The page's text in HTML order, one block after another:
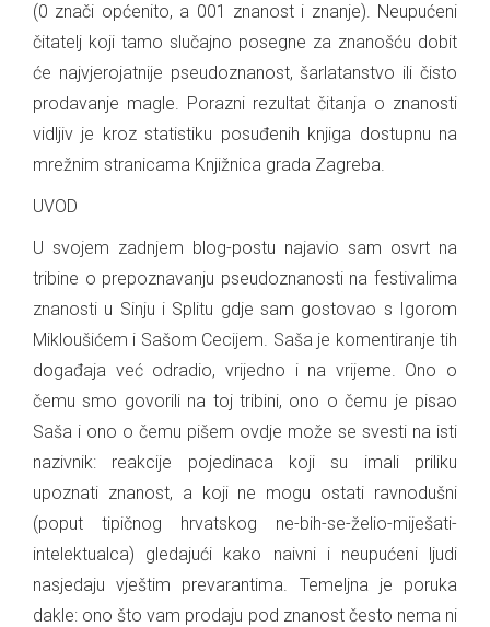
(0 znači općenito, a 001 znanost i znanje). Neupućeni
čitatelj koji tamo slučajno posegne za znanošću dobit
će najvjerojatnije pseudoznanost, šarlatanstvo ili čisto
prodavanje magle. Porazni rezultat čitanja o znanosti
vidljiv je kroz statistiku posuđenih knjiga dostupnu na
mrežnim stranicama Knjižnica grada Zagreba.
UVOD
U svojem zadnjem blog-postu najavio sam osvrt na
tribine o prepoznavanju pseudoznanosti na festivalima
znanosti u Sinju i Splitu gdje sam gostovao s Igorom
Mikloušićem i Sašom Cecijem. Saša je komentiranje tih
događaja već odradio, vrijedno i na vrijeme. Ono o
čemu smo govorili na toj tribini, ono o čemu je pisao
Saša i ono o čemu pišem ovdje može se svesti na isti
nazivnik: reakcije pojedinaca koji su imali priliku
upoznati znanost, a koji ne mogu ostati ravnodušni
(poput tipičnog hrvatskog ne-bih-se-želio-miješati-
intelektualca) gledajući kako naivni i neupućeni ljudi
nasjedaju vještim prevarantima. Temeljna je poruka
dakle: ono što vam prodaju pod znanost često nema ni